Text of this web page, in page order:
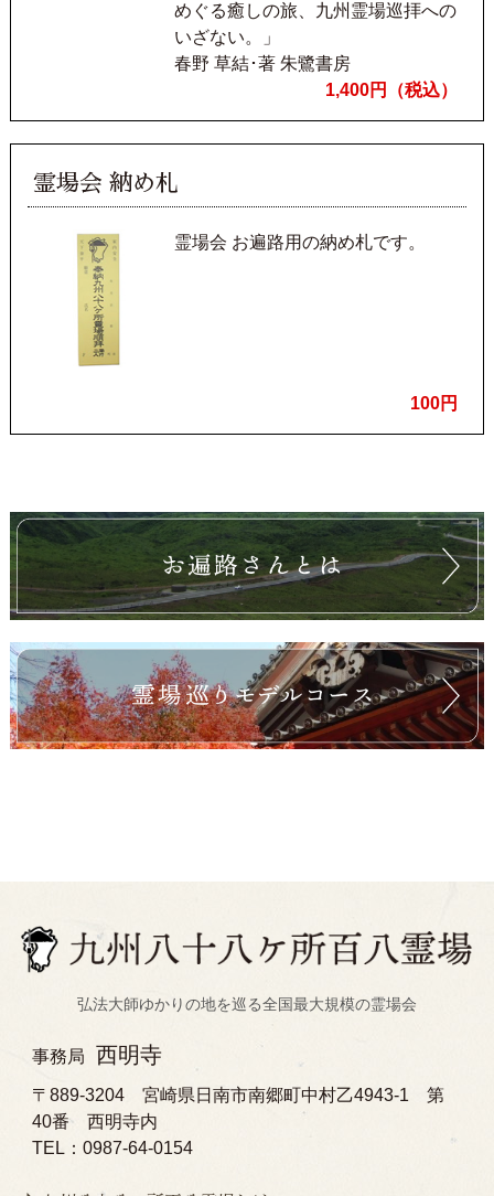
めぐる癒しの旅、九州霊場巡拝への
いざない。」
春野 草結･著 朱鷺書房
1,400円（税込）
霊場会 納め札
霊場会 お遍路用の納め札です。
100円
弘法大師ゆかりの地を巡る全国最大規模の霊場会
事務局 西明寺
〒889-3204 宮崎県日南市南郷町中村乙4943-1 第
40番 西明寺内
TEL：0987-64-0154